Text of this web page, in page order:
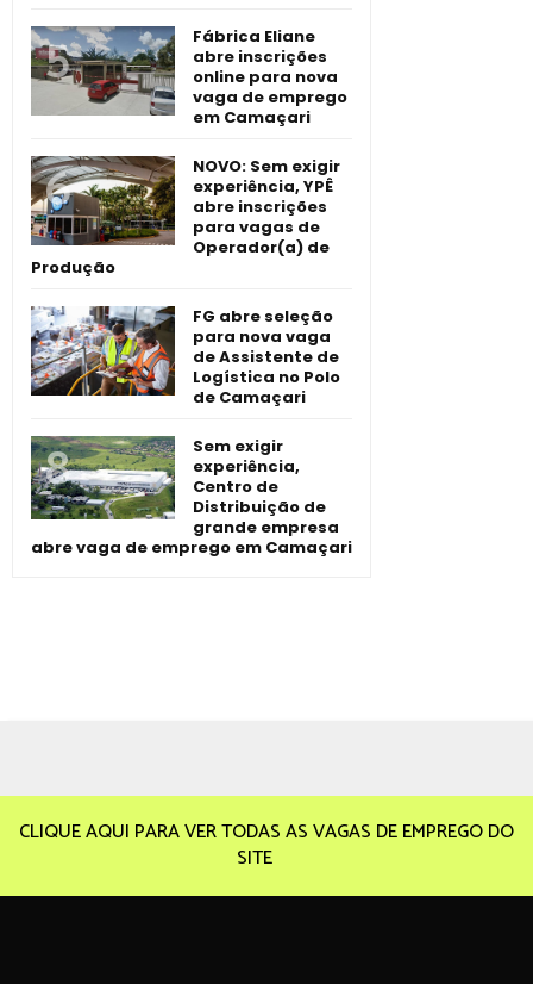
Fábrica Eliane
abre inscrições
online para nova
vaga de emprego
em Camaçari
NOVO: Sem exigir
experiência, YPÊ
abre inscrições
para vagas de
Operador(a) de
Produção
FG abre seleção
para nova vaga
de Assistente de
Logística no Polo
de Camaçari
Sem exigir
experiência,
Centro de
Distribuição de
grande empresa
abre vaga de emprego em Camaçari
CLIQUE AQUI PARA VER TODAS AS VAGAS DE EMPREGO DO
SITE